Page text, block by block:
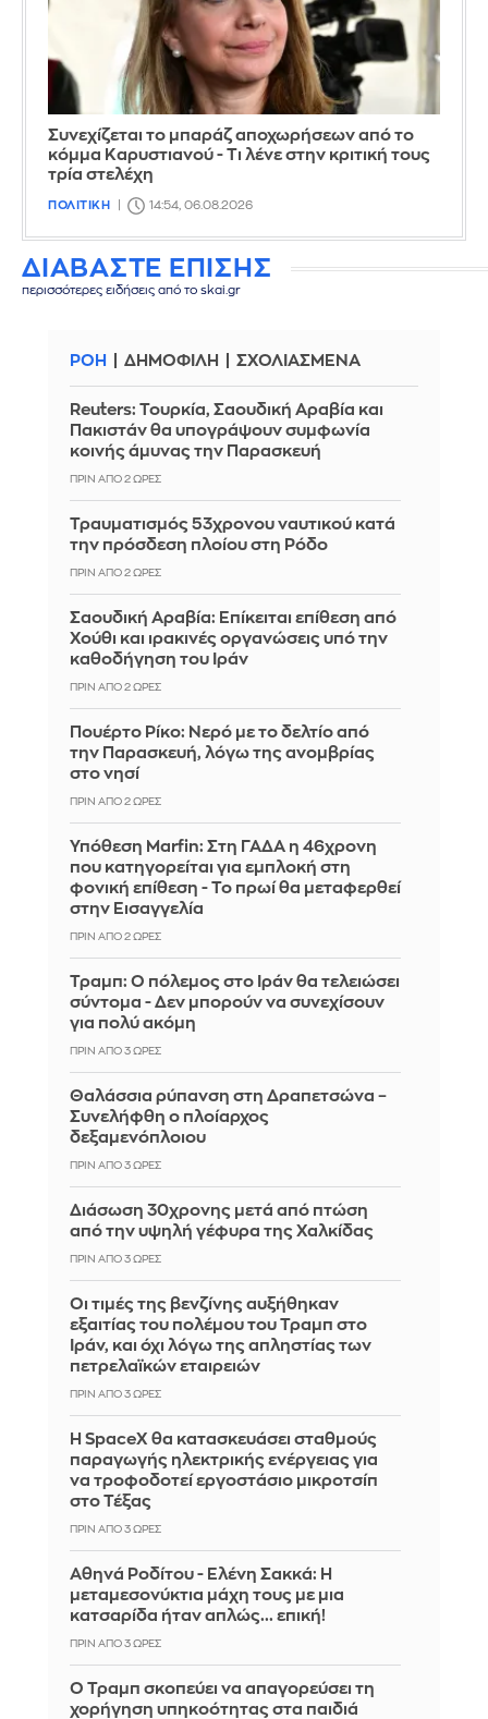
Συνεχίζεται το μπαράζ αποχωρήσεων από το
κόμμα Καρυστιανού - Τι λένε στην κριτική τους
τρία στελέχη
ΠΟΛΙΤΙΚΗ 14:54, 06.08.2026
ΔΙΑΒΑΣΤΕ ΕΠΙΣΗΣ
περισσότερες ειδήσεις από το skai.gr
ΡΟΗ ΔΗΜΟΦΙΛΗ ΣΧΟΛΙΑΣΜΕΝΑ
Reuters: Τουρκία, Σαουδική Αραβία και
Πακιστάν θα υπογράψουν συμφωνία
κοινής άμυνας την Παρασκευή
ΠΡΙΝ ΑΠΌ 2 ΏΡΕΣ
Τραυματισμός 53χρονου ναυτικού κατά
την πρόσδεση πλοίου στη Ρόδο
ΠΡΙΝ ΑΠΌ 2 ΏΡΕΣ
Σαουδική Αραβία: Επίκειται επίθεση από
Χούθι και ιρακινές οργανώσεις υπό την
καθοδήγηση του Ιράν
ΠΡΙΝ ΑΠΌ 2 ΏΡΕΣ
Πουέρτο Ρίκο: Νερό με το δελτίο από
την Παρασκευή, λόγω της ανομβρίας
στο νησί
ΠΡΙΝ ΑΠΌ 2 ΏΡΕΣ
Υπόθεση Marfin: Στη ΓΑΔΑ η 46χρονη
που κατηγορείται για εμπλοκή στη
φονική επίθεση - Το πρωί θα μεταφερθεί
στην Εισαγγελία
ΠΡΙΝ ΑΠΌ 2 ΏΡΕΣ
Τραμπ: Ο πόλεμος στο Ιράν θα τελειώσει
σύντομα - Δεν μπορούν να συνεχίσουν
για πολύ ακόμη
ΠΡΙΝ ΑΠΌ 3 ΏΡΕΣ
Θαλάσσια ρύπανση στη Δραπετσώνα –
Συνελήφθη ο πλοίαρχος
δεξαμενόπλοιου
ΠΡΙΝ ΑΠΌ 3 ΏΡΕΣ
Διάσωση 30χρονης μετά από πτώση
από την υψηλή γέφυρα της Χαλκίδας
ΠΡΙΝ ΑΠΌ 3 ΏΡΕΣ
Οι τιμές της βενζίνης αυξήθηκαν
εξαιτίας του πολέμου του Τραμπ στο
Ιράν, και όχι λόγω της απληστίας των
πετρελαϊκών εταιρειών
ΠΡΙΝ ΑΠΌ 3 ΏΡΕΣ
Η SpaceX θα κατασκευάσει σταθμούς
παραγωγής ηλεκτρικής ενέργειας για
να τροφοδοτεί εργοστάσιο μικροτσίπ
στο Τέξας
ΠΡΙΝ ΑΠΌ 3 ΏΡΕΣ
Αθηνά Ροδίτου - Ελένη Σακκά: Η
μεταμεσονύκτια μάχη τους με μια
κατσαρίδα ήταν απλώς... επική!
ΠΡΙΝ ΑΠΌ 3 ΏΡΕΣ
Ο Τραμπ σκοπεύει να απαγορεύσει τη
χορήγηση υπηκοότητας στα παιδιά